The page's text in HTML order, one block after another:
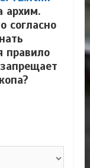
архим.
согласно
правило